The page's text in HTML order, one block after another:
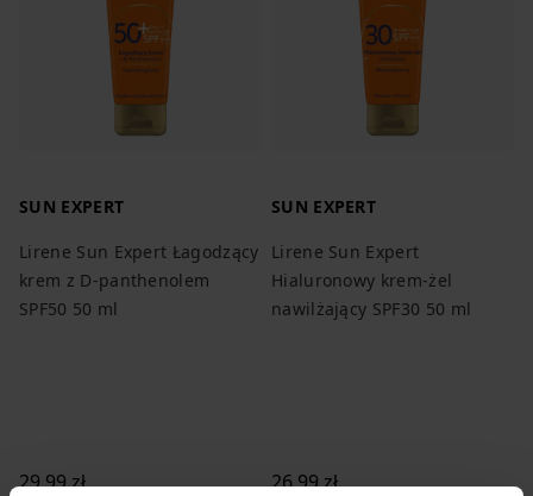
SUN EXPERT
Lirene Sun Expert Łagodzący
krem z D-panthenolem
SPF50 50 ml
29,99 zł
SUN EXPERT
Lirene Sun Expert
Hialuronowy krem-żel
nawilżający SPF30 50 ml
26,99 zł